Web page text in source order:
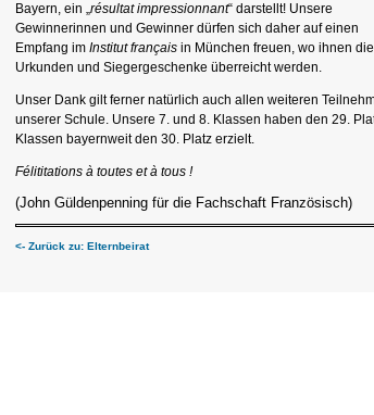
Bayern, ein „résultat impressionnant“ darstellt! Unsere
Gewinnerinnen und Gewinner dürfen sich daher auf einen
Empfang im Institut français in München freuen, wo ihnen die
Urkunden und Siegergeschenke überreicht werden.
Unser Dank gilt ferner natürlich auch allen weiteren
unserer Schule. Unsere 7. und 8. Klassen haben den 29.
Klassen bayernweit den 30. Platz erzielt.
Félititations à toutes et à tous !
(John Güldenpenning für die Fachschaft Französisch)
<- Zurück zu: Elternbeirat